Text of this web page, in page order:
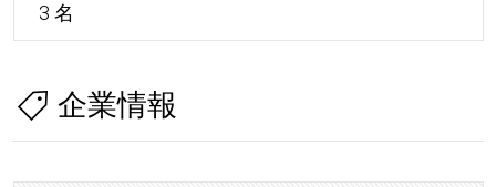
3 名
企業情報